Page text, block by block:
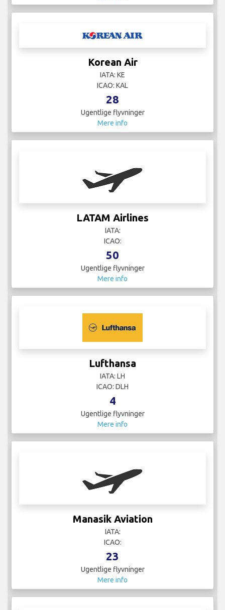
Korean Air
IATA: KE
ICAO: KAL
28
Ugentlige flyvninger
Mere info
LATAM Airlines
IATA:
ICAO:
50
Ugentlige flyvninger
Mere info
Lufthansa
IATA: LH
ICAO: DLH
4
Ugentlige flyvninger
Mere info
Manasik Aviation
IATA:
ICAO:
23
Ugentlige flyvninger
Mere info